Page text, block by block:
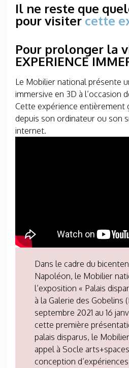
Il ne reste que
pour visitercette
Pour prolonger la
EXPERIENCE
Le Mobilier national présente
immersive en 3D à l’occasion
Cette expérience entièrement
depuis son ordinateur ou son
internet.
Dans le cadre du
Napoléon, le Mobilier
l’exposition « Palais
à la Galerie des Gobelins
septembre 2021 au 16
cette première
palais disparus, le
appel à Socle
conception